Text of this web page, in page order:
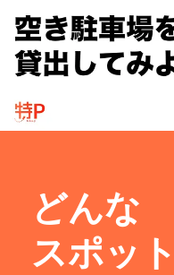
どんな
スポッ